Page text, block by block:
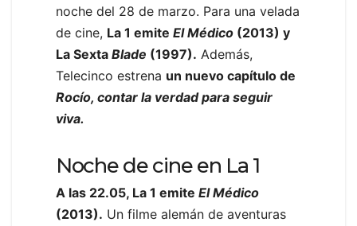
noche del 28 de marzo. Para una velada
de cine, La 1 emite El Médico (2013) y
La Sexta Blade (1997). Además,
Telecinco estrena un nuevo capítulo de
Rocío, contar la verdad para seguir
viva.
Noche de cine en La 1
A las 22.05, La 1 emite El Médico
(2013). Un filme alemán de aventuras